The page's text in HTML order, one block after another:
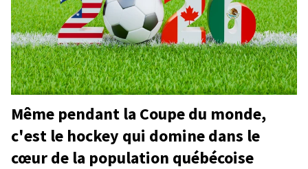
Même pendant la Coupe du monde,
c'est le hockey qui domine dans le
cœur de la population québécoise